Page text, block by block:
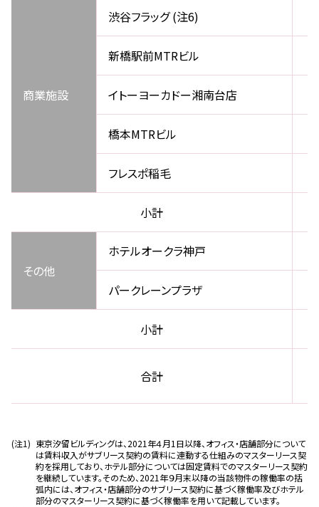
商業施設
渋谷フラッグ (注6)
新橋駅前MTRビル
イトーヨーカドー湘南台店
橋本MTRビル
フレスポ稲毛
小計
その他
ホテルオークラ神戸
パークレーンプラザ
小計
合計
(注1) 東京汐留ビルディングは、2021年４月1日以降、オフィス・店舗部分について
は賃料収入がサブリース契約の賃料に連動する仕組みのマスターリース契
約を採用しており、ホテル部分については固定賃料でのマスターリース契約
を継続しています。そのため、2021年９月末以降の当該物件の稼働率の括
弧内には、オフィス・店舗部分のサブリース契約に基づく稼働率及びホテル
部分のマスターリース契約に基づく稼働率を用いて記載しています。